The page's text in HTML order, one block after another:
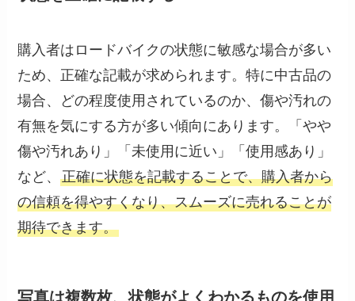
購入者はロードバイクの状態に敏感な場合が多い
ため、正確な記載が求められます。特に中古品の
場合、どの程度使用されているのか、傷や汚れの
有無を気にする方が多い傾向にあります。「やや
傷や汚れあり」「未使用に近い」「使用感あり」
など、正確に状態を記載することで、購入者から
の信頼を得やすくなり、スムーズに売れることが
期待できます。
写真は複数枚、状態がよくわかるものを使用